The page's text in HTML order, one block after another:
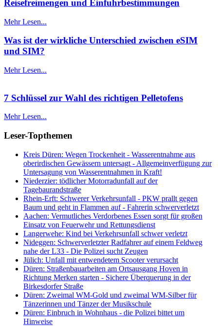
Reisefreimengen und Einfuhrbestimmungen
Mehr Lesen...
Was ist der wirkliche Unterschied zwischen eSIM
und SIM?
Mehr Lesen...
7 Schlüssel zur Wahl des richtigen Pelletofens
Mehr Lesen...
Leser-Topthemen
Kreis Düren: Wegen Trockenheit - Wasserentnahme aus
oberirdischen Gewässern untersagt - Allgemeinverfügung zur
Untersagung von Wasserentnahmen in Kraft!
Niederzier: tödlicher Motorradunfall auf der
Tagebaurandstraße
Rhein-Erft: Schwerer Verkehrsunfall - PKW prallt gegen
Baum und geht in Flammen auf - Fahrerin schwerverletzt
Aachen: Vermutliches Verdorbenes Essen sorgt für großen
Einsatz von Feuerwehr und Rettungsdienst
Langerwehe: Kind bei Verkehrsunfall schwer verletzt
Nideggen: Schwerverletzter Radfahrer auf einem Feldweg
nahe der L33 - Die Polizei sucht Zeugen
Jülich: Unfall mit entwendetem Scooter verursacht
Düren: Straßenbauarbeiten am Ortsausgang Hoven in
Richtung Merken starten - Sichere Überquerung in der
Birkesdorfer Straße
Düren: Zweimal WM-Gold und zweimal WM-Silber für
Tänzerinnen und Tänzer der Musikschule
Düren: Einbruch in Wohnhaus - die Polizei bittet um
Hinweise